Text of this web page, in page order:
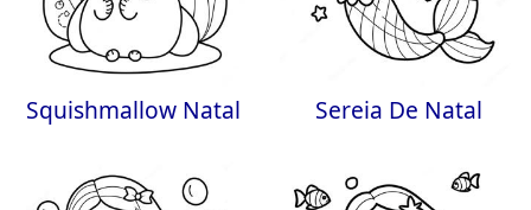
Squishmallow Natal Sereia De Natal